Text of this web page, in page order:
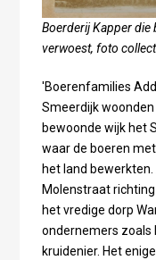
Boerderij Kapper die
verwoest, foto
'Boerenfamilies
Smeerdijk
bewoonde wijk het
waar de boeren
het land
Molenstraat
het vredige dorp
ondernemers zoals
kruidenier. Het